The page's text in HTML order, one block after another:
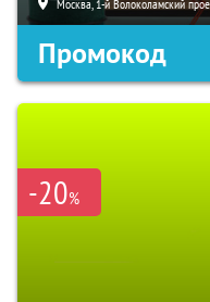
Москва, 1-й Волоколамский
Промокод
-20%